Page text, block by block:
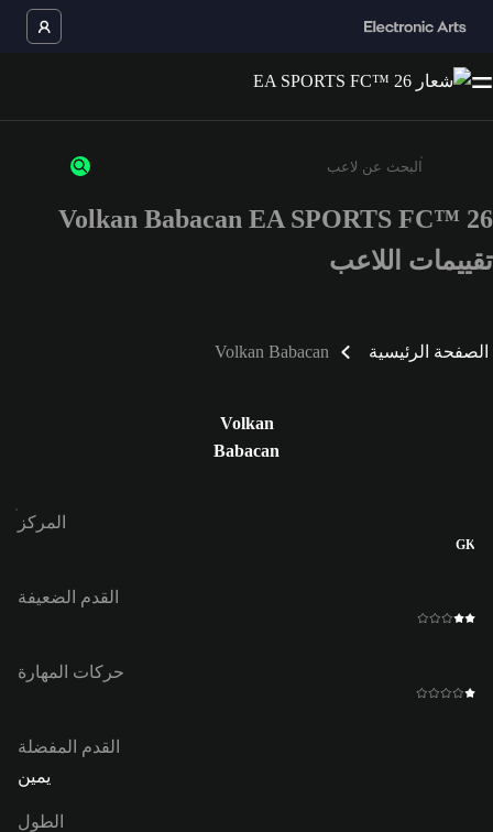
أدخل 3 أحرف أو أرقام على الأقل
Volkan Babacan EA SPORTS FC™ 26
تقييمات اللاعب
الصفحة الرئيسية Volkan Babacan
Volkan
Babacan
المركز
GK
القدم الضعيفة
حركات المهارة
القدم المفضلة
يمين
الطول